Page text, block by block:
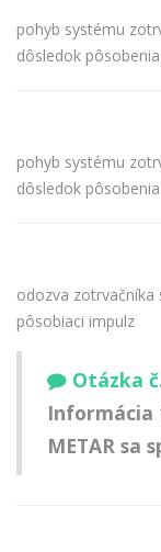
pohyb systému
dôsledok
pohyb systému
dôsledok
odozva
pôsobiaci impulz
Otázka
Informácia
METAR sa